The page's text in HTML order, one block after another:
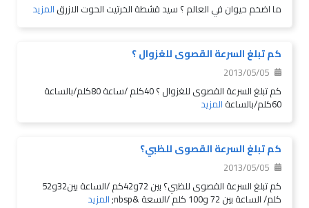
ما اضخم حيوان في العالم ؟ سيد قشطة الخرتيت الحوت الازرق المزيد
كم تبلغ السرعة القصوى للغزوال ؟
2013/05/05
كم تبلغ السرعة القصوى للغزوال ؟ 40كلم /ساعة 80كلم/بالساعة
60كلم/بالساعة المزيد
كم تبلغ السرعة القصوى للظبي؟
2013/05/05
كم تبلغ السرعة القصوى للظبي؟ بين 72و42كم /الساعة بين32و52
كلم/ الساعة بين 72 و100 كلم /السعة &nbsp; المزيد